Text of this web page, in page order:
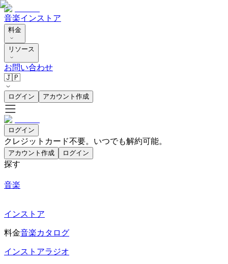
音楽インストア
料金
リソース
お問い合わせ
🇯🇵
ログイン アカウント作成
ログイン
クレジットカード不要。いつでも解約可能。
アカウント作成 ログイン
探す
音楽
インストア
料金音楽カタログ
インストアラジオ